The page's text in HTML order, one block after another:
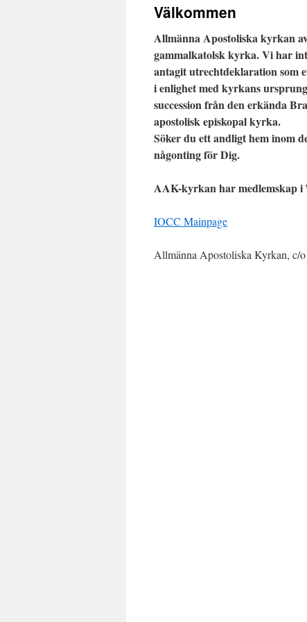
Välkommen
Allmänna Apostoliska kyrkan
gammalkatolsk kyrka. Vi har
antagit utrechtdeklaration som
i enlighet med kyrkans
succession från den erkända
apostolisk episkopal kyrka.
Söker du ett andligt hem inom
någonting för Dig.
AAK-kyrkan har medlemskap
IOCC Mainpage
Allmänna Apostoliska Kyrkan, c/